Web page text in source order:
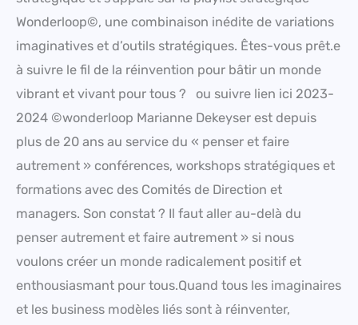
Wonderloop©, une combinaison inédite de variations
imaginatives et d’outils stratégiques. Êtes-vous prêt.e
à suivre le fil de la réinvention pour bâtir un monde
vibrant et vivant pour tous ? ou suivre lien ici 2023-
2024 ©wonderloop Marianne Dekeyser est depuis
plus de 20 ans au service du « penser et faire
autrement » conférences, workshops stratégiques et
formations avec des Comités de Direction et
managers. Son constat ? Il faut aller au-delà du
penser autrement et faire autrement » si nous
voulons créer un monde radicalement positif et
enthousiasmant pour tous.Quand tous les imaginaires
et les business modèles liés sont à réinventer,